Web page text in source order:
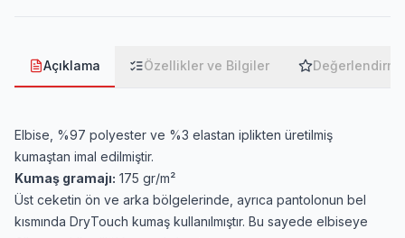
Açıklama Özellikler ve Bilgiler
Elbise, %97 polyester ve %3 elastan iplikten üretilmiş
kumaştan imal edilmiştir.
Kumaş gramajı: 175 gr/m²
Üst ceketin ön ve arka bölgelerinde, ayrıca pantolonun bel
kısmında DryTouch kumaş kullanılmıştır. Bu sayede elbiseye